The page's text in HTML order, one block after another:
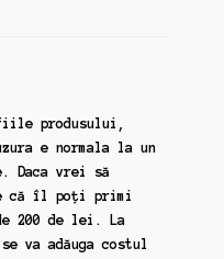
produsului,
e normala la un
Daca vrei să
că îl poți primi
200 de lei. La
va adăuga costul